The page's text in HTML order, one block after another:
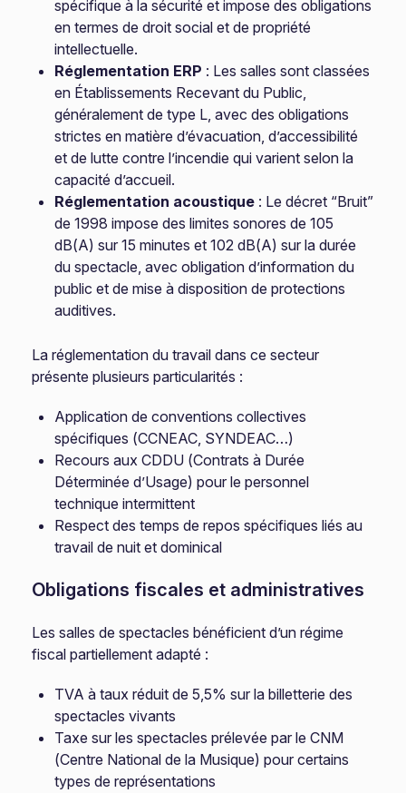
spécifique à la sécurité et impose des obligations
en termes de droit social et de propriété
intellectuelle.
Réglementation ERP : Les salles sont classées
en Établissements Recevant du Public,
généralement de type L, avec des obligations
strictes en matière d’évacuation, d’accessibilité
et de lutte contre l’incendie qui varient selon la
capacité d’accueil.
Réglementation acoustique : Le décret “Bruit”
de 1998 impose des limites sonores de 105
dB(A) sur 15 minutes et 102 dB(A) sur la durée
du spectacle, avec obligation d’information du
public et de mise à disposition de protections
auditives.
La réglementation du travail dans ce secteur
présente plusieurs particularités :
Application de conventions collectives
spécifiques (CCNEAC, SYNDEAC…)
Recours aux CDDU (Contrats à Durée
Déterminée d’Usage) pour le personnel
technique intermittent
Respect des temps de repos spécifiques liés au
travail de nuit et dominical
Obligations fiscales et administratives
Les salles de spectacles bénéficient d’un régime
fiscal partiellement adapté :
TVA à taux réduit de 5,5% sur la billetterie des
spectacles vivants
Taxe sur les spectacles prélevée par le CNM
(Centre National de la Musique) pour certains
types de représentations